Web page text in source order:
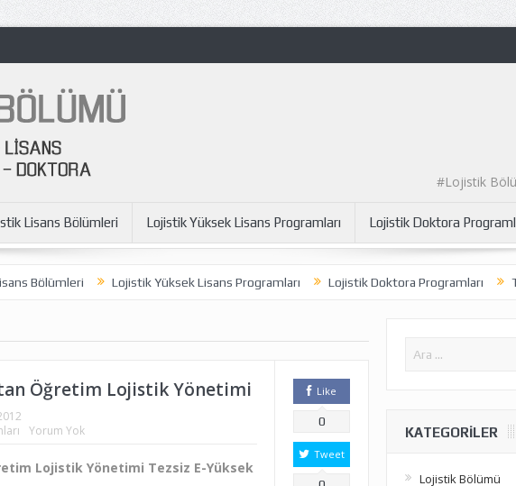
#Lojistik
Lisans Bölümleri Lojistik Yüksek Lisans Programları Lojistik Doktora
Bölümleri Lojistik Yüksek Lisans Programları Lojistik Doktora Programları
Öğretim Lojistik Yönetimi
Yorum Yok
Lojistik Yönetimi Tezsiz E-Yüksek
Like
0
Tweet
KATEGORILER
Lojistik Bölümü